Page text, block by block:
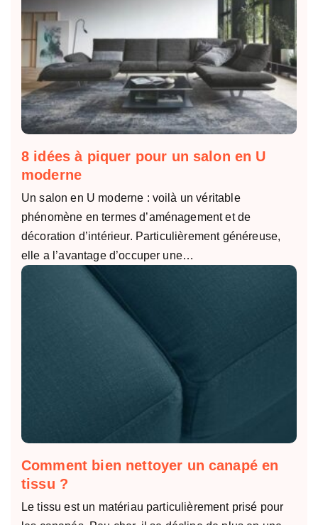
8 idées à piquer pour un salon en U
moderne
Un salon en U moderne : voilà un véritable
phénomène en termes d’aménagement et de
décoration d’intérieur. Particulièrement généreuse,
elle a l’avantage d’occuper une…
Comment bien nettoyer un canapé en
tissu ?
Le tissu est un matériau particulièrement prisé pour